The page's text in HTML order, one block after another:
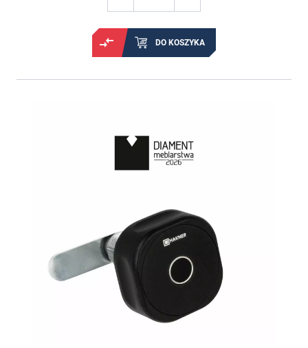
DO KOSZYKA